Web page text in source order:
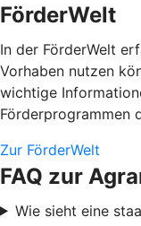
FörderWelt
In der FörderWelt
Vorhaben nutzen
wichtige
Förderprogrammen
Zur FörderWelt
FAQ zur
Wie sieht eine